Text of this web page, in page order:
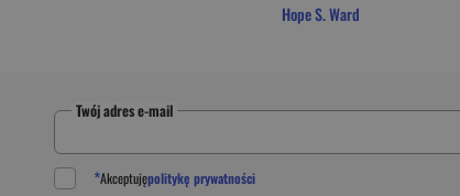
Hope S. Ward
Twój adres e-mail
*Akceptujępolitykę prywatności